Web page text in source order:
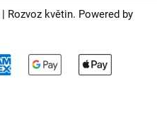
možností
Rozvoz květin. Powered by